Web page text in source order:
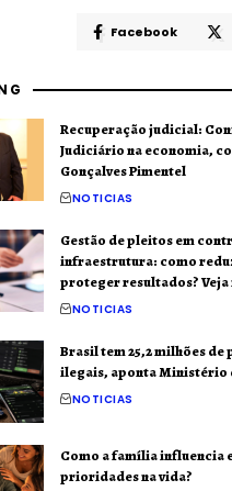
Facebook
Recuperação judicial:
Judiciário na economia,
Gonçalves Pimentel
NOTICIAS
Gestão de pleitos em
infraestrutura: como
proteger resultados?
NOTICIAS
Brasil tem 25,2 milhões de
ilegais, aponta Ministério
NOTICIAS
Como a família influencia
prioridades na vida?